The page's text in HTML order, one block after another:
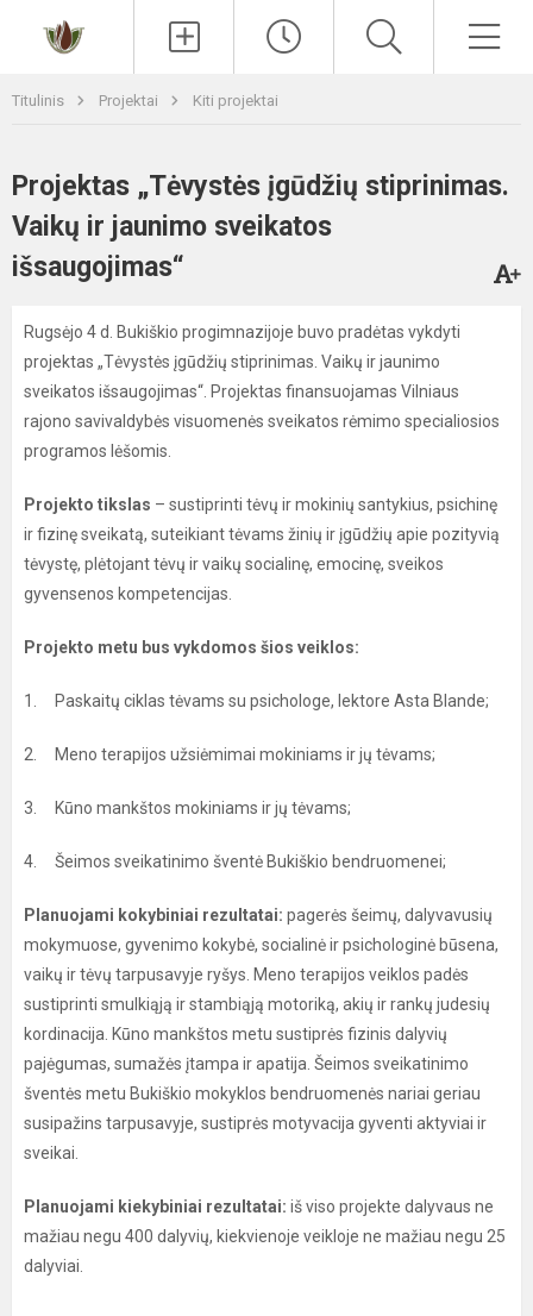
Titulinis Projektai Kiti projektai
Projektas „Tėvystės įgūdžių stiprinimas.
Vaikų ir jaunimo sveikatos
išsaugojimas“
Rugsėjo 4 d. Bukiškio progimnazijoje buvo pradėtas vykdyti
projektas „Tėvystės įgūdžių stiprinimas. Vaikų ir jaunimo
sveikatos išsaugojimas“. Projektas finansuojamas Vilniaus
rajono savivaldybės visuomenės sveikatos rėmimo specialiosios
programos lėšomis.
Projekto tikslas – sustiprinti tėvų ir mokinių santykius, psichinę
ir fizinę sveikatą, suteikiant tėvams žinių ir įgūdžių apie pozityvią
tėvystę, plėtojant tėvų ir vaikų socialinę, emocinę, sveikos
gyvensenos kompetencijas.
Projekto metu bus vykdomos šios veiklos:
1. Paskaitų ciklas tėvams su psichologe, lektore Asta Blande;
2. Meno terapijos užsiėmimai mokiniams ir jų tėvams;
3. Kūno mankštos mokiniams ir jų tėvams;
4. Šeimos sveikatinimo šventė Bukiškio bendruomenei;
Planuojami kokybiniai rezultatai: pagerės šeimų, dalyvavusių
mokymuose, gyvenimo kokybė, socialinė ir psichologinė būsena,
vaikų ir tėvų tarpusavyje ryšys. Meno terapijos veiklos padės
sustiprinti smulkiąją ir stambiąją motoriką, akių ir rankų judesių
kordinacija. Kūno mankštos metu sustiprės fizinis dalyvių
pajėgumas, sumažės įtampa ir apatija. Šeimos sveikatinimo
šventės metu Bukiškio mokyklos bendruomenės nariai geriau
susipažins tarpusavyje, sustiprės motyvacija gyventi aktyviai ir
sveikai.
Planuojami kiekybiniai rezultatai: iš viso projekte dalyvaus ne
mažiau negu 400 dalyvių, kiekvienoje veikloje ne mažiau negu 25
dalyviai.